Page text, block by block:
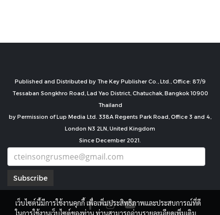
Published and Distributed by The Key Publisher Co., Ltd., Office: 87/9
Tessaban Songkhro Road, Lad Yao District, Chatuchak, Bangkok 10900
Thailand
by Permission of Lup Media Ltd. 338A Regents Park Road, Office 3 and 4,
London N3 2LN, United Kingdom
Since December 2021.
Subscribe
เว็บไซต์นี้มีการใช้งานคุกกี้ เพื่อเพิ่มประสิทธิภาพและประสบการณ์ที่ดี
ในการใช้งานเว็บไซต์ของท่าน ท่านสามารถอ่านรายละเอียดเพิ่มเติม